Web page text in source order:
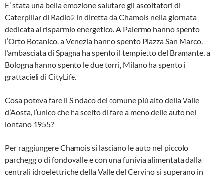
E’ stata una bella emozione salutare gli ascoltatori di
Caterpillar di Radio2 in diretta da Chamois nella giornata
dedicata al risparmio energetico. A Palermo hanno spento
l’Orto Botanico, a Venezia hanno spento Piazza San Marco,
l’ambasciata di Spagna ha spento il tempietto del Bramante, a
Bologna hanno spento le due torri, Milano ha spento i
grattacieli di CityLife.
Cosa poteva fare il Sindaco del comune più alto della Valle
d’Aosta, l’unico che ha scelto di fare a meno delle auto nel
lontano 1955?
Per raggiungere Chamois si lasciano le auto nel piccolo
parcheggio di fondovalle e con una funivia alimentata dalla
centrali idroelettriche della Valle del Cervino si superano in